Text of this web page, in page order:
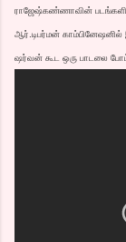
ராஜேஷ்கண்ணாவின்
ஆர்.டிபர்மன்
ஷர்வன் கூட ஒரு பாடலை